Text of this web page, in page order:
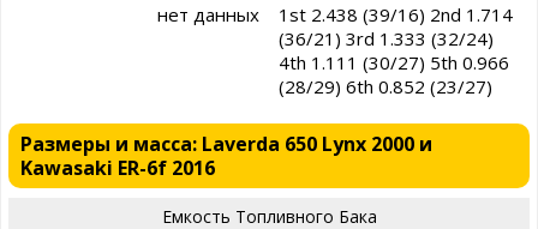
нет данных
1st 2.438 (39/16) 2nd 1.714
(36/21) 3rd 1.333 (32/24)
4th 1.111 (30/27) 5th 0.966
(28/29) 6th 0.852 (23/27)
Размеры и масса: Laverda 650 Lynx 2000 и
Kawasaki ER-6f 2016
Емкость Топливного Бака